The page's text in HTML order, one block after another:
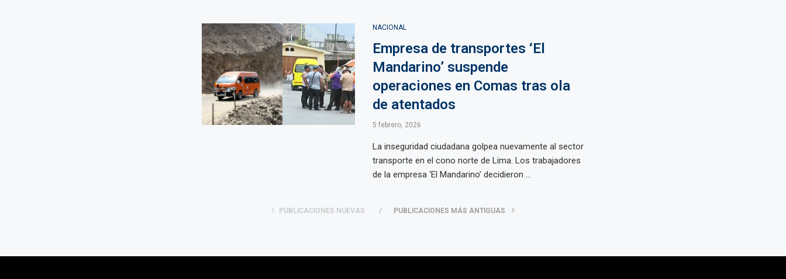
NACIONAL
Empresa de transportes ‘El
Mandarino’ suspende
operaciones en Comas tras ola
de atentados
5 febrero, 2026
La inseguridad ciudadana golpea nuevamente al sector
transporte en el cono norte de Lima. Los trabajadores
de la empresa ‘El Mandarino’ decidieron ...
PUBLICACIONES NUEVAS PUBLICACIONES MÁS ANTIGUAS